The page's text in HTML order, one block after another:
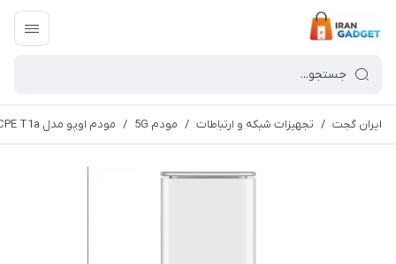
ایران گجت / تجهیزات شبکه و ارتباطات / مودم 5G / مودم اوپو مدل 5G CPE T1a